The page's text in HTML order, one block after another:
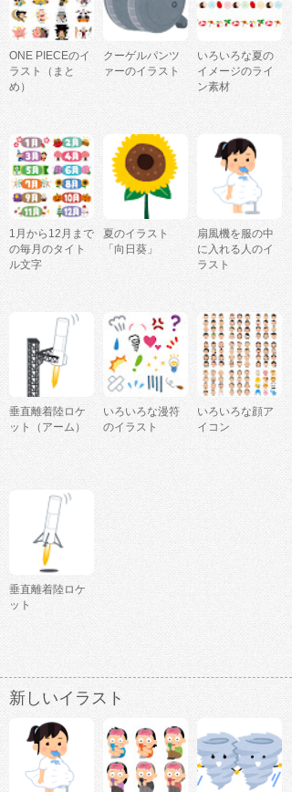
ONE PIECEのイ
ラスト（まと
め）
クーゲルパンツ
ァーのイラスト
いろいろな夏の
イメージのライ
ン素材
1月から12月まで
の毎月のタイト
ル文字
夏のイラスト
「向日葵」
扇風機を服の中
に入れる人のイ
ラスト
垂直離着陸ロケ
ット（アーム）
いろいろな漫符
のイラスト
いろいろな顔ア
イコン
垂直離着陸ロケ
ット
新しいイラスト